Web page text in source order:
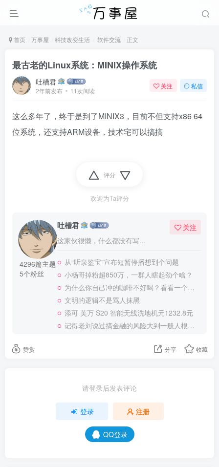
首页 万事屋 科技改变生活 软件交流 正文
最古老的Linux系统：MINIX操作系统
吐槽君
2年前发布 11次阅读
关注 私信
这么多年了，终于是到了MINIX3，目前不但支持x86 64
位系统，还支持ARM设备，技术宅可以搞搞
评分
欢迎为Ta评分
4296篇主题
5个粉丝
吐槽君
这家伙很懒，什么都没有写...
关注
从“听泉鉴宝”宣布短暂停播想到个问题
小杨哥掉粉超850万，一群人瞎起劲个啥？
为什么你自己冲的咖啡不好喝？看看一个自媒体博主的分享
文明的逻辑不是骂人抹黑
添可 芙万 S20 智能无线洗地机元1232.8元
记得老刘说过搞金融的风险大到一般人根本承受不起
赞赏 分享 收藏
请登录后发表评论
登录 注册
QQ登录